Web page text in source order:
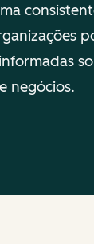
negócios.